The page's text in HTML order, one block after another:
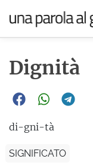
Dignità
di-gni-tà
SIGNIFICATO